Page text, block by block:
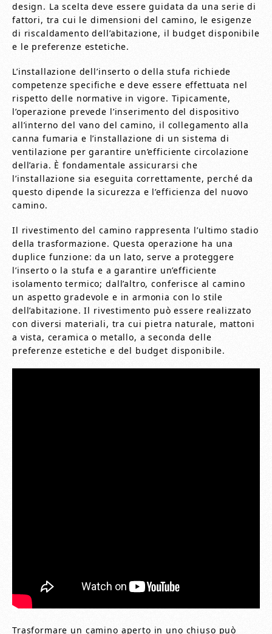
design. La scelta deve essere guidata da una serie di
fattori, tra cui le dimensioni del camino, le esigenze
di riscaldamento dell’abitazione, il budget disponibile
e le preferenze estetiche.
L’installazione dell’inserto o della stufa richiede
competenze specifiche e deve essere effettuata nel
rispetto delle normative in vigore. Tipicamente,
l’operazione prevede l’inserimento del dispositivo
all’interno del vano del camino, il collegamento alla
canna fumaria e l’installazione di un sistema di
ventilazione per garantire un’efficiente circolazione
dell’aria. È fondamentale assicurarsi che
l’installazione sia eseguita correttamente, perché da
questo dipende la sicurezza e l’efficienza del nuovo
camino.
Il rivestimento del camino rappresenta l’ultimo stadio
della trasformazione. Questa operazione ha una
duplice funzione: da un lato, serve a proteggere
l’inserto o la stufa e a garantire un’efficiente
isolamento termico; dall’altro, conferisce al camino
un aspetto gradevole e in armonia con lo stile
dell’abitazione. Il rivestimento può essere realizzato
con diversi materiali, tra cui pietra naturale, mattoni
a vista, ceramica o metallo, a seconda delle
preferenze estetiche e del budget disponibile.
Trasformare un camino aperto in uno chiuso può